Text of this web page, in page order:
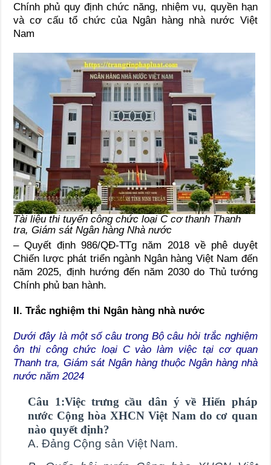
Chính phủ quy định chức năng, nhiệm vụ, quyền hạn
và cơ cấu tổ chức của Ngân hàng nhà nước Việt
Nam
Tài liệu thi tuyển công chức loại C cơ thanh Thanh
tra, Giám sát Ngân hàng Nhà nước
– Quyết định 986/QĐ-TTg năm 2018 về phê duyệt
Chiến lược phát triển ngành Ngân hàng Việt Nam đến
năm 2025, định hướng đến năm 2030 do Thủ tướng
Chính phủ ban hành.
II. Trắc nghiệm thi Ngân hàng nhà nước
Dưới đây là một số câu trong Bộ câu hỏi trắc nghiệm
ôn thi công chức loại C vào làm việc tại cơ quan
Thanh tra, Giám sát Ngân hàng thuộc Ngân hàng nhà
nước năm 2024
Câu 1:Việc trưng cầu dân ý về Hiến pháp
nước Cộng hòa XHCN Việt Nam do cơ quan
nào quyết định?
A. Đảng Cộng sản Việt Nam.